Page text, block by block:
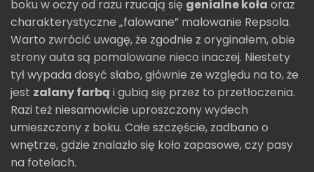
boku w oczy od razu rzucają się genialne koła oraz
charakterystyczne „falowane” malowanie Repsola.
Warto zwrócić uwagę, że zgodnie z oryginałem, obie
strony auta są pomalowane nieco inaczej. Niestety
tył wypada dosyć słabo, głównie ze względu na to, że
jest zalany farbą i gubią się przez to przetłoczenia.
Razi też niesamowicie uproszczony wydech
umieszczony z boku. Całe szczęście, zadbano o
wnętrze, gdzie znalazło się koło zapasowe, czy pasy
na fotelach.